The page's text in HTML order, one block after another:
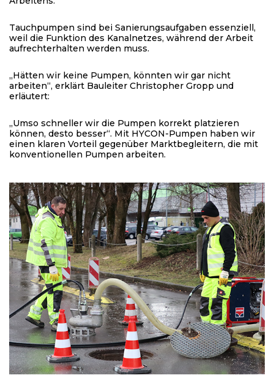
Tauchpumpen sind bei Sanierungsaufgaben essenziell,
weil die Funktion des Kanalnetzes, während der Arbeit
aufrechterhalten werden muss.
„Hätten wir keine Pumpen, könnten wir gar nicht
arbeiten“, erklärt Bauleiter Christopher Gropp und
erläutert:
„Umso schneller wir die Pumpen korrekt platzieren
können, desto besser“. Mit HYCON-Pumpen haben wir
einen klaren Vorteil gegenüber Marktbegleitern, die mit
konventionellen Pumpen arbeiten.